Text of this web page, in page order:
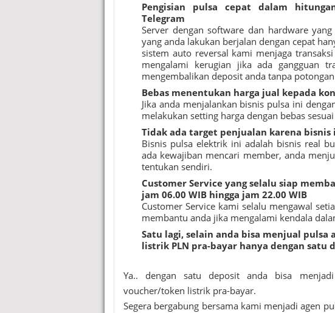
Pengisian pulsa cepat dalam
Telegram
Server dengan software dan hardware
yang anda lakukan berjalan dengan cepat
sistem auto reversal kami menjaga
mengalami kerugian jika ada gangguan
mengembalikan deposit anda tanpa
Bebas menentukan harga jual kepada
Jika anda menjalankan bisnis pulsa ini
melakukan setting harga dengan bebas
Tidak ada target penjualan karena bisnis
Bisnis pulsa elektrik ini adalah bisnis real
ada kewajiban mencari member, anda
tentukan sendiri.
Customer Service yang selalu siap
jam 06.00 WIB hingga jam 22.00 WIB
Customer Service kami selalu mengawal
membantu anda jika mengalami kendala
Satu lagi, selain anda bisa menjual pulsa
listrik PLN pra-bayar hanya dengan satu
Ya.. dengan satu deposit anda bisa
voucher/token listrik pra-bayar.
Segera bergabung bersama kami menjadi agen